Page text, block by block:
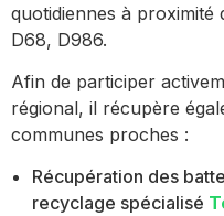
quotidiennes à proximité
D68, D986.
Afin de participer
régional, il récupère
communes proches :
Récupération des
recyclage spécialisé